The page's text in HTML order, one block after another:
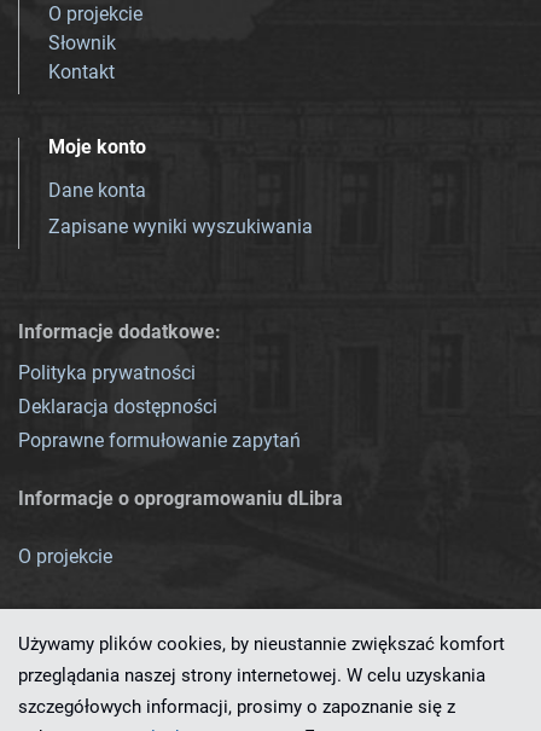
O projekcie
Słownik
Kontakt
Moje konto
Dane konta
Zapisane wyniki wyszukiwania
Informacje dodatkowe:
Polityka prywatności
Deklaracja dostępności
Poprawne formułowanie zapytań
Informacje o oprogramowaniu dLibra
O projekcie
Używamy plików cookies, by nieustannie zwiększać komfort
przeglądania naszej strony internetowej. W celu uzyskania
szczegółowych informacji, prosimy o zapoznanie się z